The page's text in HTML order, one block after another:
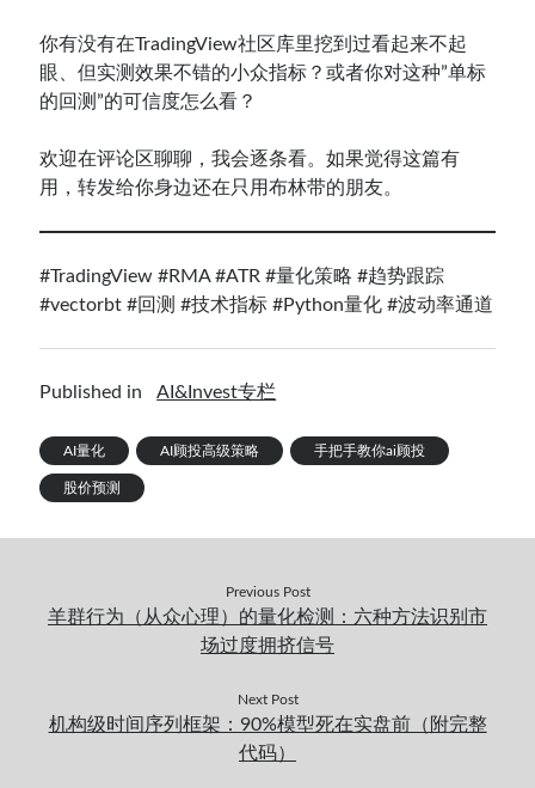
你有没有在TradingView社区库里挖到过看起来不起
眼、但实测效果不错的小众指标？或者你对这种”单标
的回测”的可信度怎么看？
欢迎在评论区聊聊，我会逐条看。如果觉得这篇有
用，转发给你身边还在只用布林带的朋友。
#TradingView #RMA #ATR #量化策略 #趋势跟踪
#vectorbt #回测 #技术指标 #Python量化 #波动率通道
Published in AI&Invest专栏
AI量化 AI顾投高级策略 手把手教你ai顾投
股价预测
Previous Post
羊群行为（从众心理）的量化检测：六种方法识别市
场过度拥挤信号
Next Post
机构级时间序列框架：90%模型死在实盘前（附完整
代码）